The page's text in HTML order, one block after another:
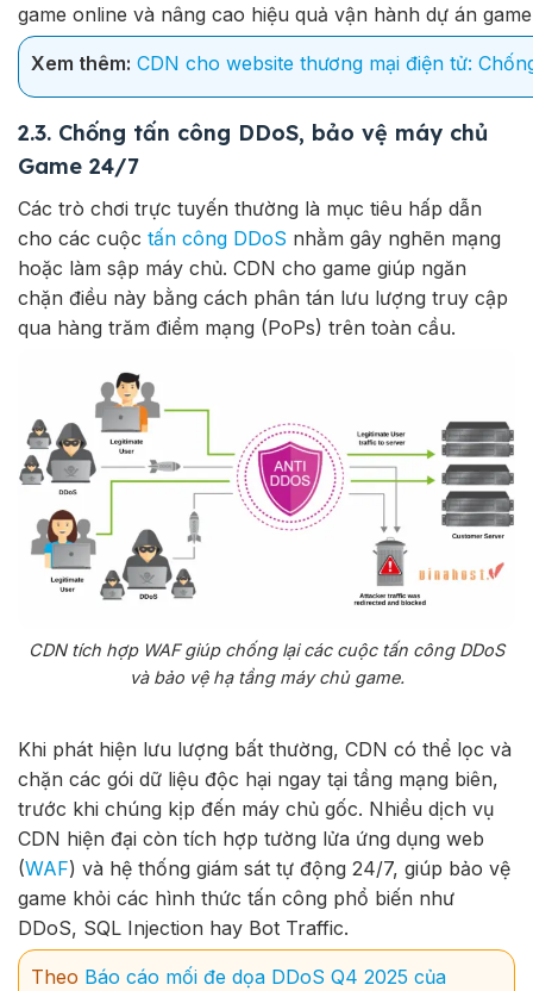
game online và nâng cao hiệu quả vận hành dự án
Xem thêm: CDN cho website thương mại điện tử:
2.3. Chống tấn công DDoS, bảo vệ máy chủ
Game 24/7
Các trò chơi trực tuyến thường là mục tiêu hấp dẫn
cho các cuộc tấn công DDoS nhằm gây nghẽn mạng
hoặc làm sập máy chủ. CDN cho game giúp ngăn
chặn điều này bằng cách phân tán lưu lượng truy cập
qua hàng trăm điểm mạng (PoPs) trên toàn cầu.
CDN tích hợp WAF giúp chống lại các cuộc tấn công DDoS
và bảo vệ hạ tầng máy chủ game.
Khi phát hiện lưu lượng bất thường, CDN có thể lọc và
chặn các gói dữ liệu độc hại ngay tại tầng mạng biên,
trước khi chúng kịp đến máy chủ gốc. Nhiều dịch vụ
CDN hiện đại còn tích hợp tường lửa ứng dụng web
(WAF) và hệ thống giám sát tự động 24/7, giúp bảo vệ
game khỏi các hình thức tấn công phổ biến như
DDoS, SQL Injection hay Bot Traffic.
Theo Báo cáo mối đe dọa DDoS Q4 2025 của